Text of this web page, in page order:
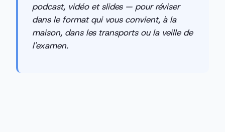
podcast, vidéo et slides — pour réviser
dans le format qui vous convient, à la
maison, dans les transports ou la veille de
l'examen.